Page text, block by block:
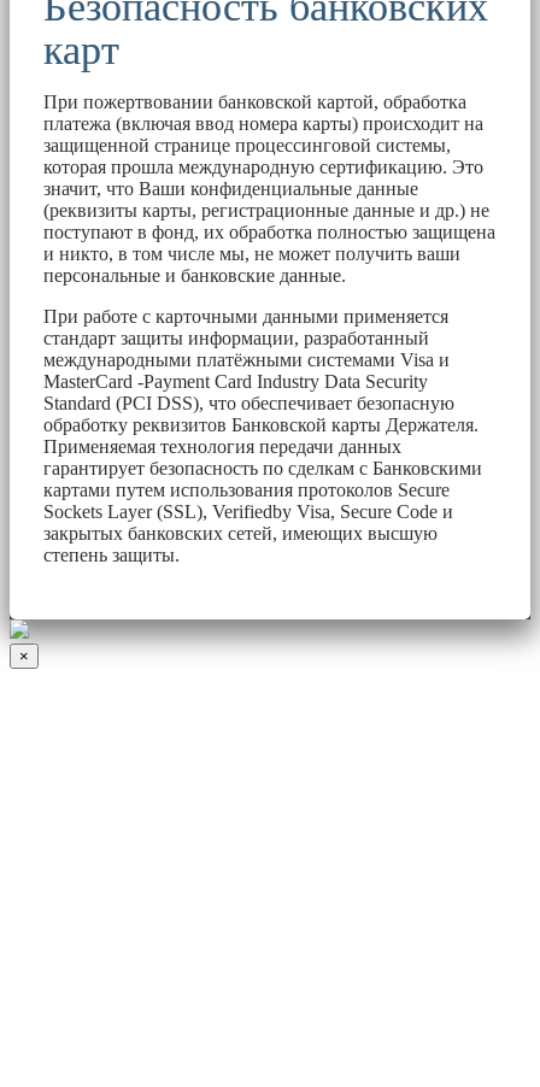
карт
При пожертвовании банковской картой, обработка
платежа (включая ввод номера карты) происходит на
защищенной странице процессинговой системы,
которая прошла международную сертификацию. Это
значит, что Ваши конфиденциальные данные
(реквизиты карты, регистрационные данные и др.) не
поступают в фонд, их обработка полностью защищена
и никто, в том числе мы, не может получить ваши
персональные и банковские данные.
При работе с карточными данными применяется
стандарт защиты информации, разработанный
международными платёжными системами Visa и
MasterCard -Payment Card Industry Data Security
Standard (PCI DSS), что обеспечивает безопасную
обработку реквизитов Банковской карты Держателя.
Применяемая технология передачи данных
гарантирует безопасность по сделкам с Банковскими
картами путем использования протоколов Secure
Sockets Layer (SSL), Verifiedby Visa, Secure Code и
закрытых банковских сетей, имеющих высшую
степень защиты.
×